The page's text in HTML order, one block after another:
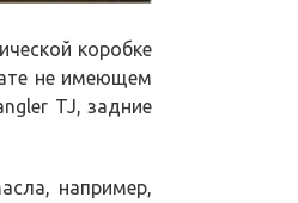
коробке
не имеющем
TJ, задние
например,